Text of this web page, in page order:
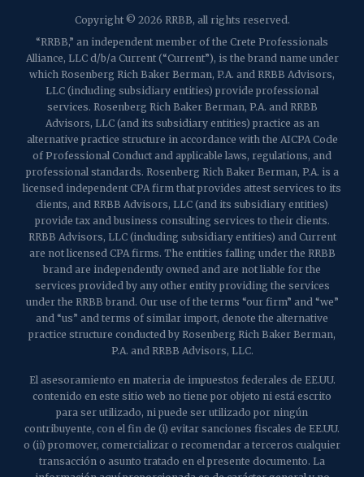
Martinsville, Nueva Jersey 08836
p:(732) 469-4202 f: (732) 469-6291
1989 Washington Valley Road
Martinsville, Nueva Jersey 08836
Copyright © 2026 RRBB, all rights reserved.
“RRBB,” an independent member of the Crete Professionals
Alliance, LLC d/b/a Current (“Current”), is the brand name under
which Rosenberg Rich Baker Berman, P.A. and RRBB Advisors,
LLC (including subsidiary entities) provide professional
services. Rosenberg Rich Baker Berman, P.A. and RRBB
Advisors, LLC (and its subsidiary entities) practice as an
alternative practice structure in accordance with the AICPA Code
of Professional Conduct and applicable laws, regulations, and
professional standards. Rosenberg Rich Baker Berman, P.A. is a
licensed independent CPA firm that provides attest services to its
clients, and RRBB Advisors, LLC (and its subsidiary entities)
provide tax and business consulting services to their clients.
RRBB Advisors, LLC (including subsidiary entities) and Current
are not licensed CPA firms. The entities falling under the RRBB
brand are independently owned and are not liable for the
services provided by any other entity providing the services
under the RRBB brand. Our use of the terms “our firm” and “we”
and “us” and terms of similar import, denote the alternative
practice structure conducted by Rosenberg Rich Baker Berman,
P.A. and RRBB Advisors, LLC.
El asesoramiento en materia de impuestos federales de EE.UU.
contenido en este sitio web no tiene por objeto ni está escrito
para ser utilizado, ni puede ser utilizado por ningún
contribuyente, con el fin de (i) evitar sanciones fiscales de EE.UU.
o (ii) promover, comercializar o recomendar a terceros cualquier
transacción o asunto tratado en el presente documento. La